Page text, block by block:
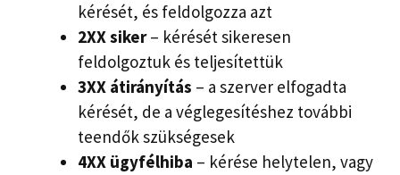
kérését, és feldolgozza azt
2XX siker– kérését sikeresen
feldolgoztuk és teljesítettük
3XX átirányítás – a szerver elfogadta
kérését, de a véglegesítéshez további
teendők szükségesek
4XX ügyfélhiba – kérése helytelen, vagy